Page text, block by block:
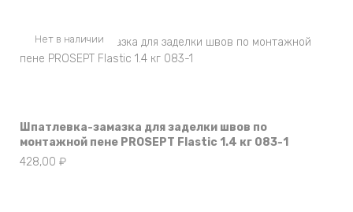
Нет в наличии
Шпатлевка-замазка для заделки швов по
монтажной пене PROSEPT Flastic 1.4 кг 083-1
428,00 ₽